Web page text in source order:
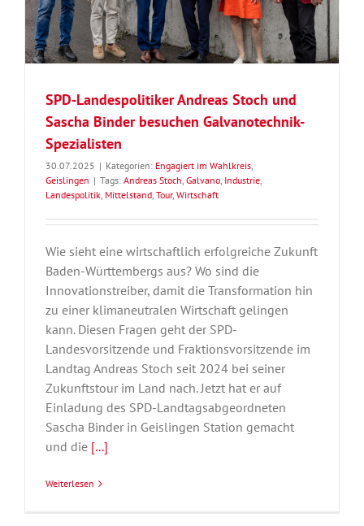
SPD-Landespolitiker Andreas Stoch und
Sascha Binder besuchen Galvanotechnik-
Spezialisten
30.07.2025 | Kategorien: Engagiert im Wahlkreis,
Geislingen | Tags: Andreas Stoch, Galvano, Industrie,
Landespolitik, Mittelstand, Tour, Wirtschaft
Wie sieht eine wirtschaftlich erfolgreiche Zukunft
Baden-Württembergs aus? Wo sind die
Innovationstreiber, damit die Transformation hin
zu einer klimaneutralen Wirtschaft gelingen
kann. Diesen Fragen geht der SPD-
Landesvorsitzende und Fraktionsvorsitzende im
Landtag Andreas Stoch seit 2024 bei seiner
Zukunftstour im Land nach. Jetzt hat er auf
Einladung des SPD-Landtagsabgeordneten
Sascha Binder in Geislingen Station gemacht
und die [...]
Weiterlesen